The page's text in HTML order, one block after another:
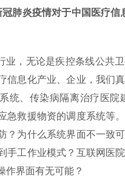
冠肺炎疫情对于中国医疗信
业，无论是疾控条线公共
信息化产业、企业，我们
统、传染病隔离治疗医
急救援物资的调度系统等
？为什么系统界面不一致
手工作业模式？互联网医
作界面有无可能？